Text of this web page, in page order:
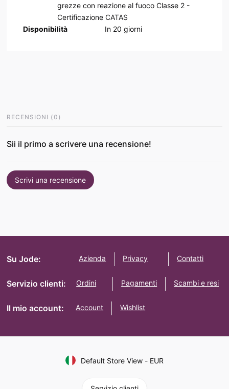
grezze con reazione al fuoco Classe 2 -
Certificazione CATAS
Disponibilità
In 20 giorni
RECENSIONI (0 )
Sii il primo a scrivere una recensione!
Scrivi una recensione
Su Jode: Azienda Privacy Contatti
Servizio clienti: Ordini Pagamenti Scambi e resi
Il mio account: Account Wishlist
Default Store View- EUR